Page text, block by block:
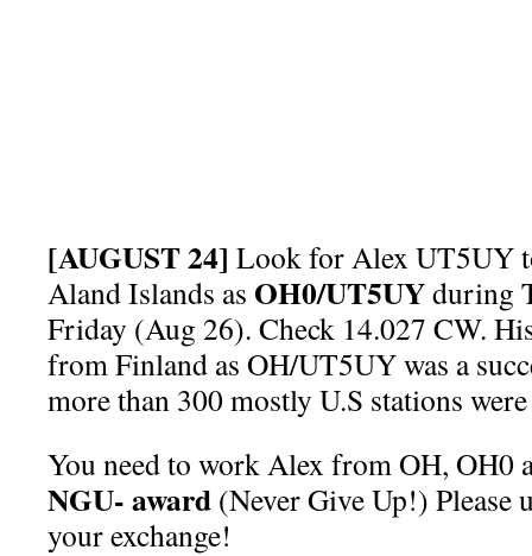
[AUGUST 24] Look for Alex UT5UY
Aland Islands as OH0/UT5UYduring
Friday (Aug 26). Check 14.027 CW.
from Finland as OH/UT5UY was a
more than 300 mostly U.S stations
You need to work Alex from OH, OH0
NGU- award (Never Give Up!) Please
your exchange!